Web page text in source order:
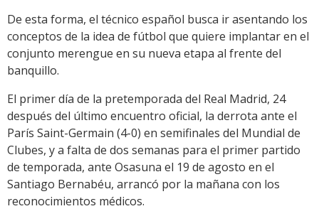
De esta forma, el técnico español busca ir asentando los
conceptos de la idea de fútbol que quiere implantar en el
conjunto merengue en su nueva etapa al frente del
banquillo.
El primer día de la pretemporada del Real Madrid, 24
después del último encuentro oficial, la derrota ante el
París Saint-Germain (4-0) en semifinales del Mundial de
Clubes, y a falta de dos semanas para el primer partido
de temporada, ante Osasuna el 19 de agosto en el
Santiago Bernabéu, arrancó por la mañana con los
reconocimientos médicos.